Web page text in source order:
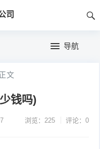
司
导航
文
钱吗)
浏览：225 评论：0